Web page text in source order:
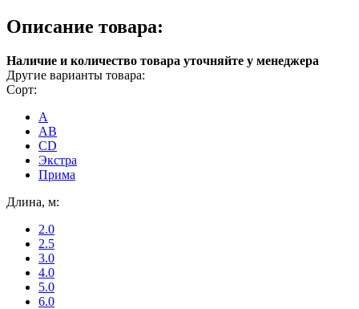
Описание товара:
Наличие и количество товара уточняйте у менеджера
Другие варианты товара:
Сорт:
A
AB
CD
Экстра
Прима
Длина, м:
2.0
2.5
3.0
4.0
5.0
6.0